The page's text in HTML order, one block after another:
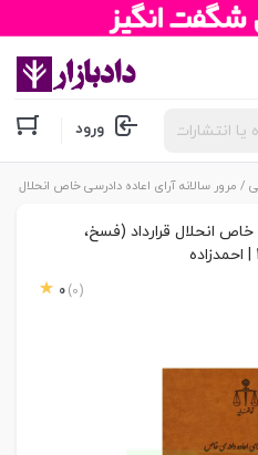
ورود
/ مرور سالانه آرای اعاده دادرسی خاص انحلال قرارداد (فسخ،
خاص انحلال قرارداد (فسخ،
0 (0)